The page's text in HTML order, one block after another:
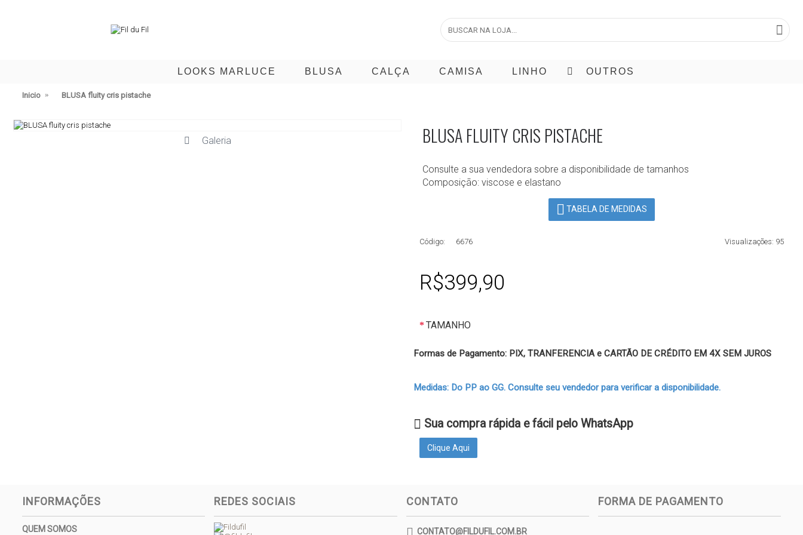
LOOKS MARLUCE BLUSA CALÇA CAMISA LINHO OUTROS
Inicio BLUSA fluity cris pistache
Galeria BLUSA FLUITY CRIS PISTACHE
Consulte a sua vendedora sobre a disponibilidade de tamanhos
Composição: viscose e elastano
TABELA DE MEDIDAS
Visualizações: 95
Código: 6676
R$399,90
TAMANHO
Formas de Pagamento: PIX, TRANFERENCIA e CARTÃO DE CRÉDITO EM 4X SEM JUROS
Medidas: Do PP ao GG. Consulte seu vendedor para verificar a disponibilidade.
Sua compra rápida e fácil pelo WhatsApp
Clique Aqui
INFORMAÇÕES
QUEM SOMOS
REDES SOCIAIS CONTATO
CONTATO@FILDUFIL.COM.BR
FORMA DE PAGAMENTO